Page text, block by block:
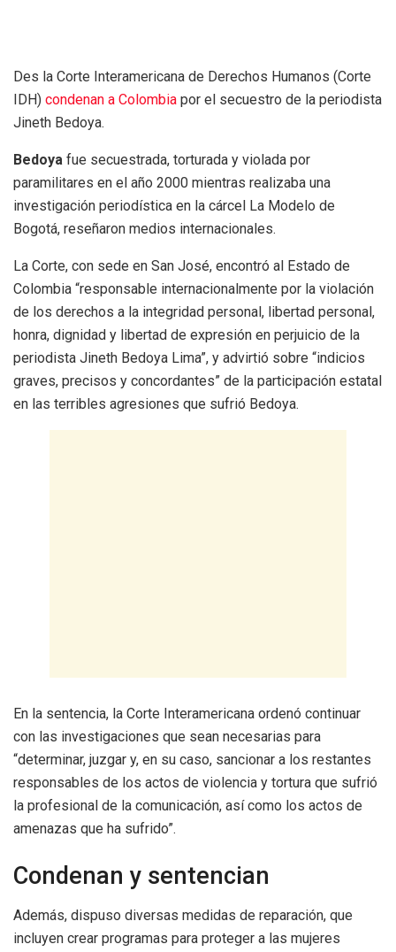
Des la Corte Interamericana de Derechos Humanos (Corte
IDH) condenan a Colombia por el secuestro de la periodista
Jineth Bedoya.
Bedoya fue secuestrada, torturada y violada por
paramilitares en el año 2000 mientras realizaba una
investigación periodística en la cárcel La Modelo de
Bogotá, reseñaron medios internacionales.
La Corte, con sede en San José, encontró al Estado de
Colombia “responsable internacionalmente por la violación
de los derechos a la integridad personal, libertad personal,
honra, dignidad y libertad de expresión en perjuicio de la
periodista Jineth Bedoya Lima”, y advirtió sobre “indicios
graves, precisos y concordantes” de la participación estatal
en las terribles agresiones que sufrió Bedoya.
En la sentencia, la Corte Interamericana ordenó continuar
con las investigaciones que sean necesarias para
“determinar, juzgar y, en su caso, sancionar a los restantes
responsables de los actos de violencia y tortura que sufrió
la profesional de la comunicación, así como los actos de
amenazas que ha sufrido”.
Condenan y sentencian
Además, dispuso diversas medidas de reparación, que
incluyen crear programas para proteger a las mujeres